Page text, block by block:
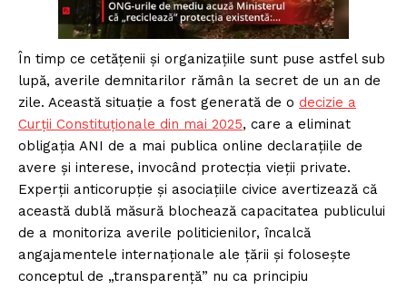
În timp ce cetățenii și organizațiile sunt puse astfel sub
lupă, averile demnitarilor rămân la secret de un an de
zile. Această situație a fost generată de o decizie a
Curții Constituționale din mai 2025, care a eliminat
obligația ANI de a mai publica online declarațiile de
avere și interese, invocând protecția vieții private.
Experții anticorupție și asociațiile civice avertizează că
această dublă măsură blochează capacitatea publicului
de a monitoriza averile politicienilor, încalcă
angajamentele internaționale ale țării și folosește
conceptul de „transparență” nu ca principiu